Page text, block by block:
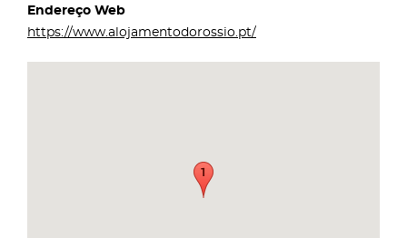
Endereço Web
https://www.alojamentodorossio.pt/